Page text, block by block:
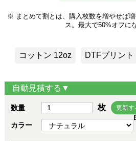
※ まとめて割とは、購入枚数を増やせば
ス。最大で50%オフに
コットン 12oz DTFプリント
自動見積する▼
数量 枚 更新す
カラー